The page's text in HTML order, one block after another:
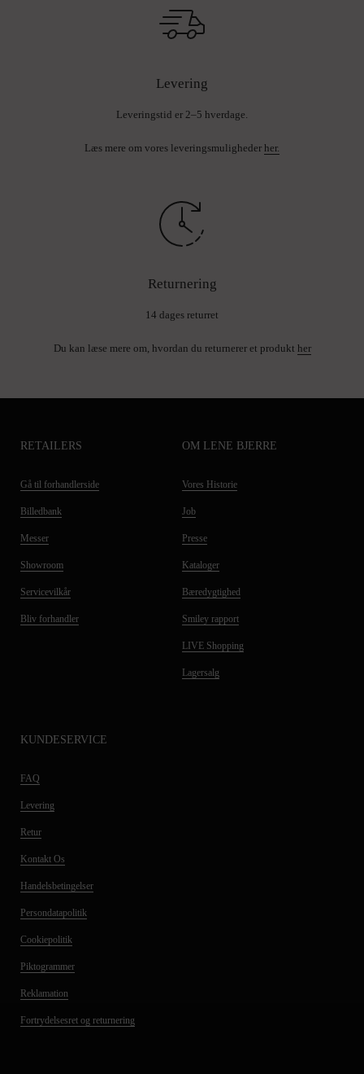
Levering
Leveringstid er 2–5 hverdage.
Læs mere om vores leveringsmuligheder her.
Returnering
14 dages returret
Du kan læse mere om, hvordan du returnerer et produkt her
RETAILERS
Gå til forhandlerside
Billedbank
Messer
Showroom
Servicevilkår
Bliv forhandler
OM LENE BJERRE
Vores Historie
Job
Presse
Kataloger
Bæredygtighed
Smiley rapport
LIVE Shopping
Lagersalg
KUNDESERVICE
FAQ
Levering
Retur
Kontakt Os
Handelsbetingelser
Persondatapolitik
Cookiepolitik
Piktogrammer
Reklamation
Fortrydelsesret og returnering